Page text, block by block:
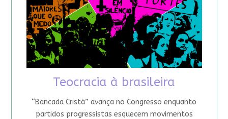
Teocracia à brasileira
“Bancada Cristã” avança no Congresso enquanto
partidos progressistas esquecem movimentos